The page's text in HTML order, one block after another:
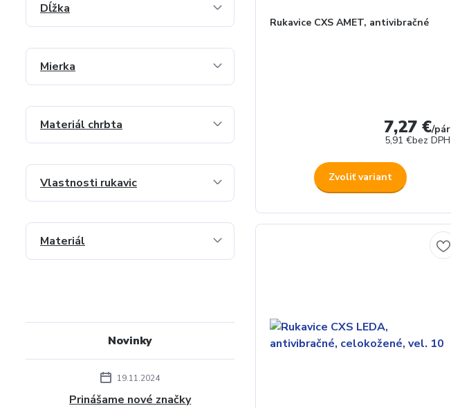
Rukavice CXS AMET, antivibračné
7,27 €/pár
5,91 €bez DPH
Zvoliť variant
Dĺžka
Mierka
Materiál chrbta
Vlastnosti rukavic
Materiál
Novinky
19.11.2024
Prinášame nové značky